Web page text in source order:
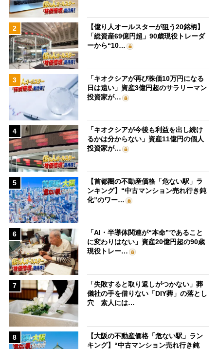
2
【億り人オールスターが狙う20銘柄】
「総資産69億円超」90歳現役トレーダ
ーから“10…
3
「キオクシアが再び株価10万円になる
日は遠い」資産3億円超のサラリーマン
投資家が…
4
「キオクシアが今後も利益を出し続け
るかは分からない」資産11億円の個人
投資家が…
5
【首都圏の不動産価格「危ない駅」ラ
ンキング】“中古マンション売れ行き鈍
化”のワー…
6
「AI・半導体関連が“本命”であること
に変わりはない」資産20億円超の90歳
現役トレー…
7
「失敗すると取り返しがつかない」葬
儀社の手を借りない「DIY葬」の落とし
穴 素人には…
8
【大阪の不動産価格「危ない駅」ラン
キング】“中古マンション売れ行き鈍